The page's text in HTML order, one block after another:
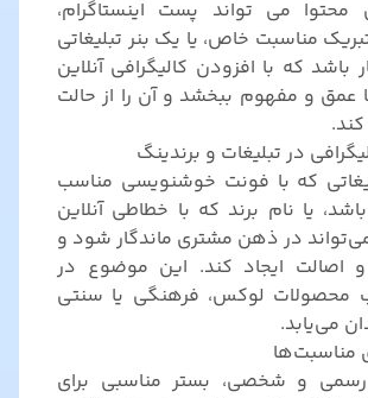
می تواند پست اینستاگرام،
مناسبت خاص، یا یک بنر تبلیغاتی
باشد که با افزودن کالیگرافی آنلاین
و مفهوم ببخشد و آن را از حالت
در تبلیغات و برندینگ
که با فونت خوشنویسی مناسب
یا نام برند که با خطاطی آنلاین
در ذهن مشتری ماندگار شود و
اصالت ایجاد کند. این موضوع در
محصولات لوکس، فرهنگی یا سنتی
می‌یابد.
مناسبت‌ها
و شخصی، بستر مناسبی برای